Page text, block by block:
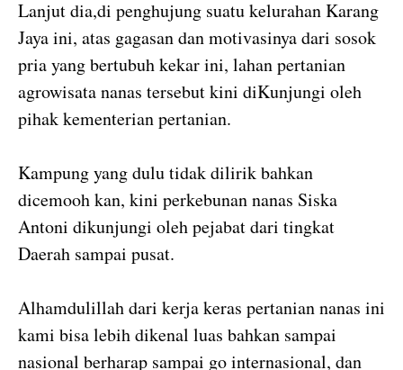
Lanjut dia,di penghujung suatu kelurahan Karang
Jaya ini, atas gagasan dan motivasinya dari sosok
pria yang bertubuh kekar ini, lahan pertanian
agrowisata nanas tersebut kini diKunjungi oleh
pihak kementerian pertanian.
Kampung yang dulu tidak dilirik bahkan
dicemooh kan, kini perkebunan nanas Siska
Antoni dikunjungi oleh pejabat dari tingkat
Daerah sampai pusat.
Alhamdulillah dari kerja keras pertanian nanas ini
kami bisa lebih dikenal luas bahkan sampai
nasional berharap sampai go internasional, dan